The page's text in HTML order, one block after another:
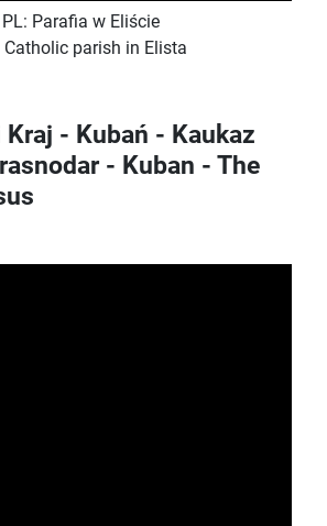
PL: Parafia w Eliście
Catholic parish in Elista
- Kubań - Kaukaz
- Kuban - The